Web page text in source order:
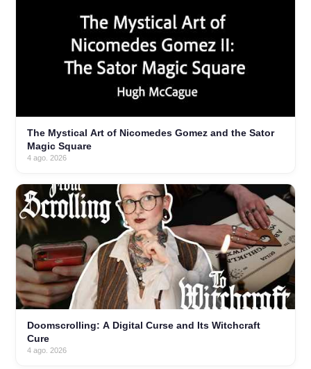
The Mystical Art of Nicomedes Gomez and the Sator
Magic Square
4 ago. 2026
Doomscrolling: A Digital Curse and Its Witchcraft
Cure
4 ago. 2026